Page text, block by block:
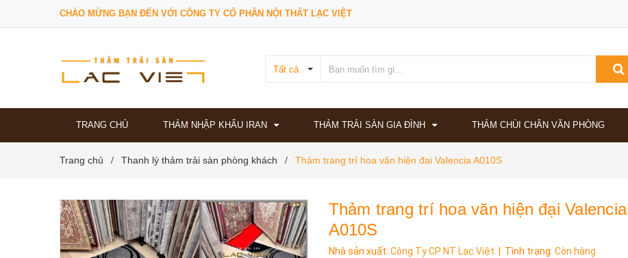
CHÀO MỪNG BẠN ĐẾN VỚI CÔNG TY CỔ PHẦN NỘI THẤT LẠC VIỆT
Tất cả
TRANG CHỦ THẢM NHẬP KHẨU IRAN THẢM TRẢI SÀN GIA ĐÌNH THẢM CHÙI CHÂN VĂN PHÒNG
Trang chủ / Thanh lý thảm trải sàn phòng khách / Thảm trang trí hoa văn hiện đại Valencia A010S
Thảm trang trí hoa văn hiện đại Valencia
A010S
Nhà sản xuất: Công Ty CP NT Lạc Việt | Tình trạng: Còn hàng